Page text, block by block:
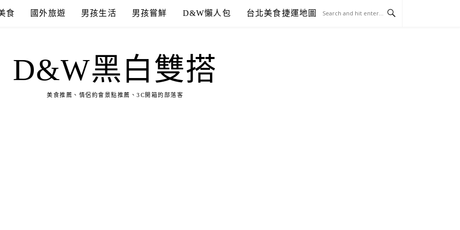
食 國外旅遊 男孩生活 男孩嘗鮮 D&W懶人包 台北美食捷運地圖
D&W黑白雙搭
美食推薦、情侶約會景點推薦、3C開箱的部落客